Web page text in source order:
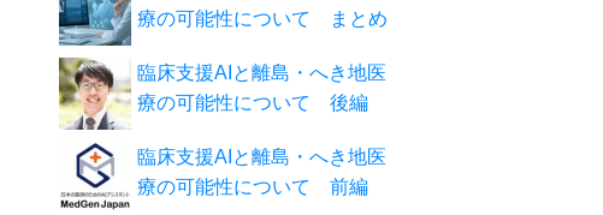
療の可能性について まとめ
臨床支援AIと離島・へき地医
療の可能性について 後編
臨床支援AIと離島・へき地医
療の可能性について 前編